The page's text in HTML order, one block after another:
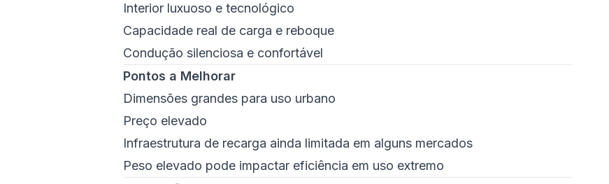
Interior luxuoso e tecnológico
Capacidade real de carga e reboque
Condução silenciosa e confortável
Pontos a Melhorar
Dimensões grandes para uso urbano
Preço elevado
Infraestrutura de recarga ainda limitada em alguns mercados
Peso elevado pode impactar eficiência em uso extremo